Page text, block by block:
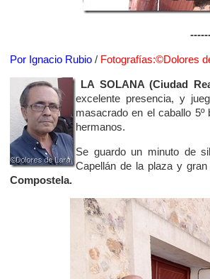
Por Ignacio Rubio / Fotografías:©Dolores
LA SOLANA (Ciudad
excelente presencia, y
masacrado en el caballo
hermanos.
Se guardo un minuto de
Capellán de la plaza y
Compostela.